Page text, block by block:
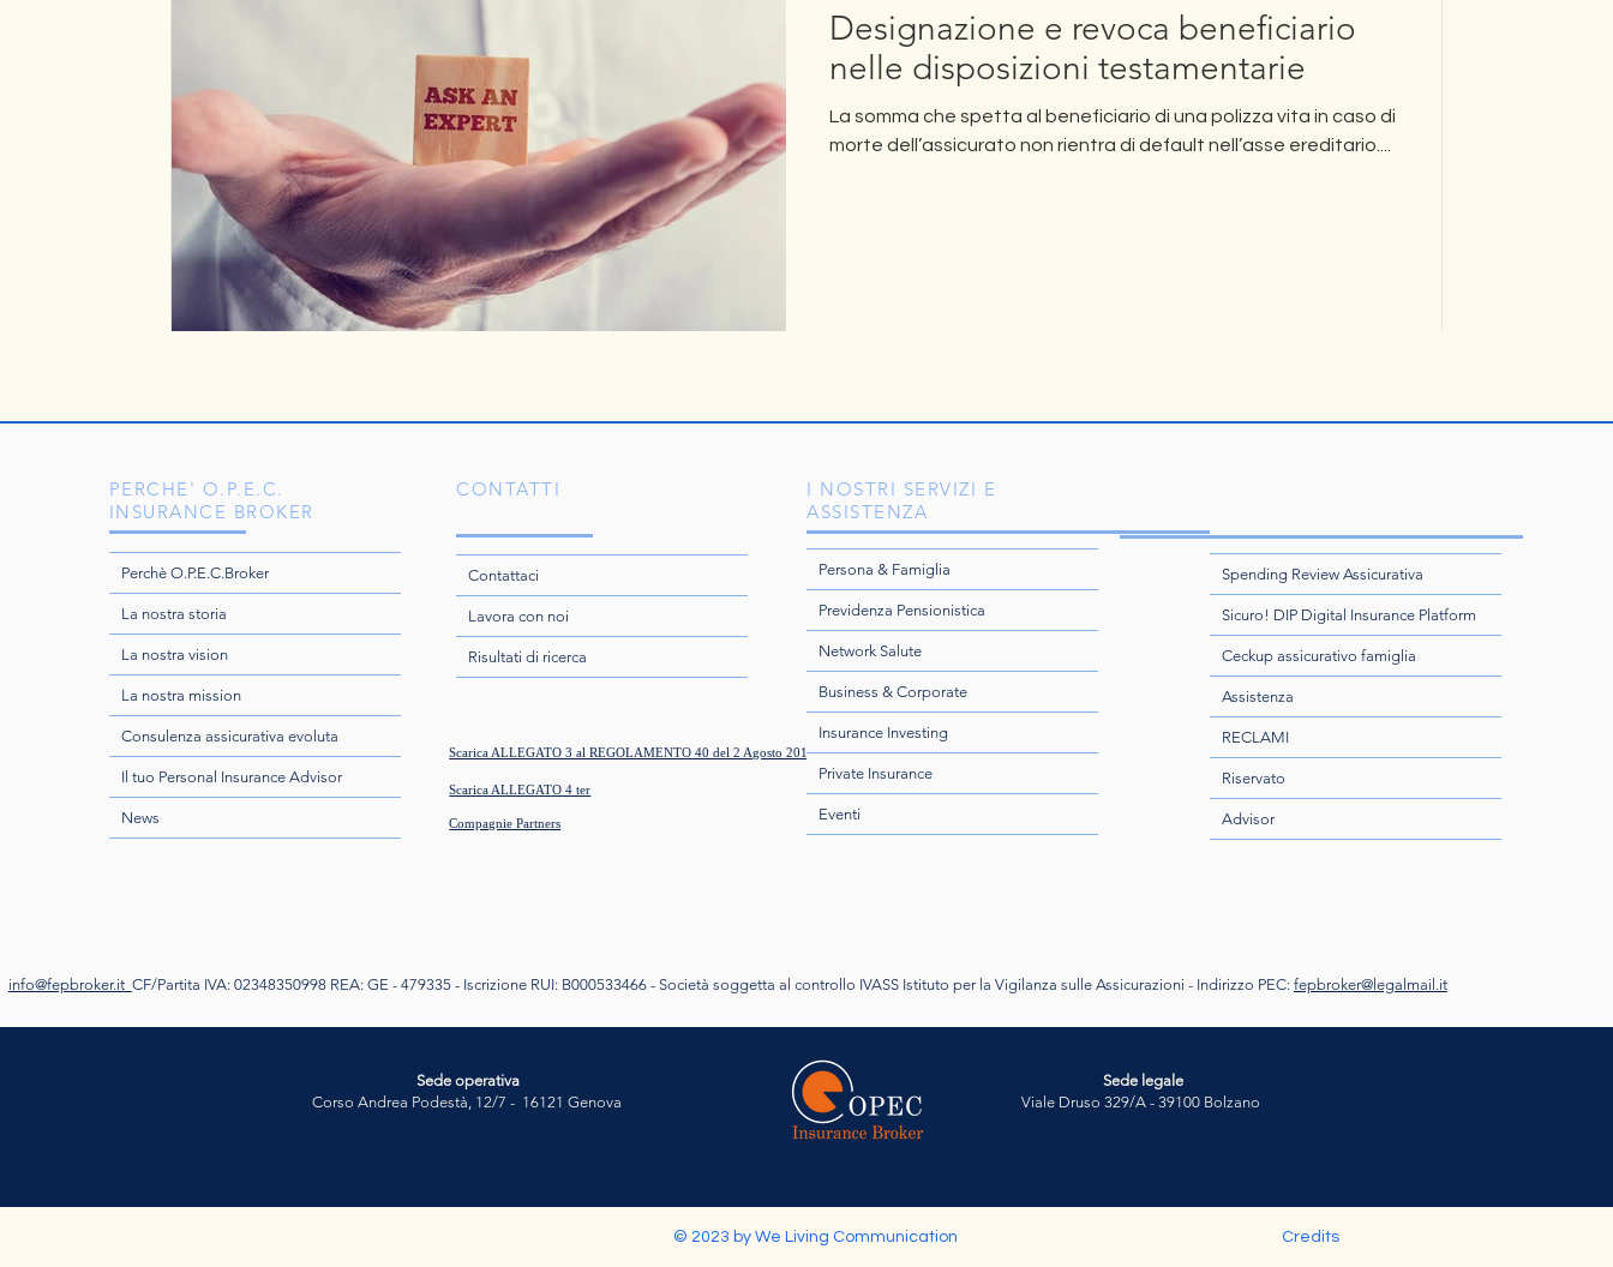
Designazione e revoca beneficiario
nelle disposizioni testamentarie
La somma che spetta al beneficiario di una polizza vita in caso di
morte dell’assicurato non rientra di default nell’asse ereditario....
PERCHE' O.P.E.C.
INSURANCE BROKER
Perchè O.P.E.C.Broker
La nostra storia
La nostra vision
La nostra mission
Consulenza assicurativa evoluta
Il tuo Personal Insurance Advisor
News
CONTATTI
Contattaci
Lavora con noi
Risultati di ricerca
Scarica ALLEGATO 3 al REGOLAMENTO 40 del 2 Agosto 2018
Scarica ALLEGATO 4 ter
Compagnie Partners
I NOSTRI SERVIZI E
ASSISTENZA
Persona & Famiglia
Previdenza Pensionistica
Network Salute
Business & Corporate
Insurance Investing
Private Insurance
Eventi
Spending Review Assicurativa
Sicuro! DIP Digital Insurance Platform
Ceckup assicurativo famiglia
Assistenza
RECLAMI
Riservato
Advisor
info@fepbroker.it CF/Partita IVA: 02348350998 REA: GE - 479335 - Iscrizione RUI: B000533466 - Società soggetta al controllo IVASS Istituto per la Vigilanza sulle Assicurazioni - Indirizzo PEC: fepbroker@legalmail.it
Sede operativa
Corso Andrea Podestà, 12/7 - 16121 Genova
Sede legale
Viale Druso 329/A - 39100 Bolzano
© 2023 by We Living Communication Credits